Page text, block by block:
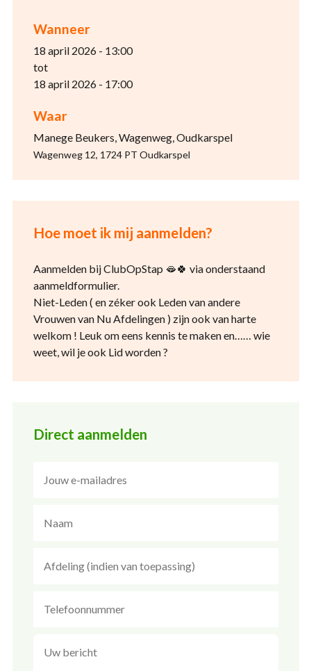
Wanneer
18 april 2026 - 13:00
tot
18 april 2026 - 17:00
Waar
Manege Beukers, Wagenweg, Oudkarspel
Wagenweg 12, 1724 PT Oudkarspel
Hoe moet ik mij aanmelden?
Aanmelden bij ClubOpStap 🫦🍀 via onderstaand
aanmeldformulier.
Niet-Leden ( en zéker ook Leden van andere
Vrouwen van Nu Afdelingen ) zijn ook van harte
welkom ! Leuk om eens kennis te maken en…… wie
weet, wil je ook Lid worden ?
Direct aanmelden